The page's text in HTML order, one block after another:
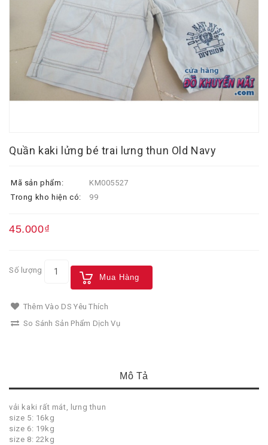
Quần kaki lửng bé trai lưng thun Old Navy
Mã sản phẩm:
KM005527
Trong kho hiện có:
99
45.000₫
Số lượng
Mua Hàng
Thêm Vào DS Yêu Thích
So Sánh Sản Phẩm Dịch Vụ
Mô Tả
vải kaki rất mát, lưng thun
size 5: 16kg
size 6: 19kg
size 8: 22kg